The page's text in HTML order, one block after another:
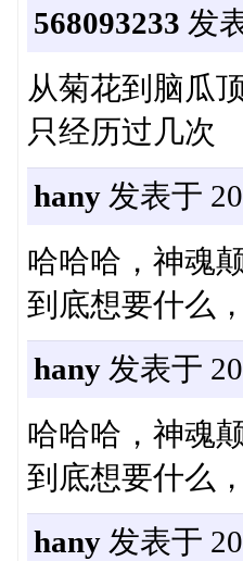
568093233 发
从菊花到脑瓜
只经历过几次
hany发表于
哈哈哈，神魂
到底想要什么
hany发表于
哈哈哈，神魂
到底想要什么
hany发表于